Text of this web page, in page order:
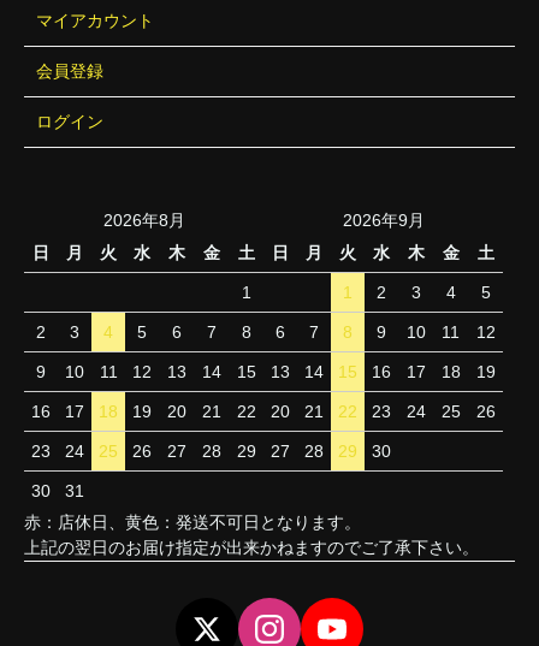
マイアカウント
会員登録
ログイン
2026年8月
日
月 火 水 木 金 土
1
2 3 4 5 6 7 8
9 10 11 12 13 14 15
16 17 18 19 20 21 22
23 24 25 26 27 28 29
30 31
2026年9月
日
月 火 水 木 金 土
1 2 3 4 5
6 7 8 9 10 11 12
13 14 15 16 17 18 19
20 21 22 23 24 25 26
27 28 29 30
赤：店休日、黄色：発送不可日となります。
上記の翌日のお届け指定が出来かねますのでご了承下さい。